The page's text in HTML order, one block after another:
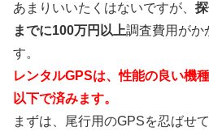
あまりいいたくはないですが、
までに100万円以上調査費用がか
す。
レンタルGPSは、性能の良い機
以下で済みます。
まずは、尾行用のGPSを忍ばせ